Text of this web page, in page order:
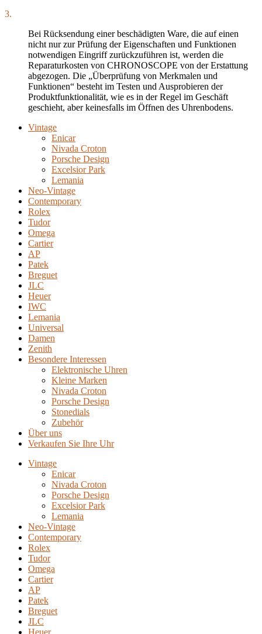
3.
Bei Rücksendung einer beschädigten Ware, die auf einen
nicht nur zur Prüfung der Eigenschaften und Funktionen
notwendigen Eingriff zurückzuführen ist, werden die
Reparaturkosten von CHRONOSCOPE von der Erstattung
abgezogen. Die „Überprüfung von Merkmalen und
Funktionen“ besteht im Testen und Ausprobieren der
Produktfunktionalität, wie es in der Regel im Geschäft
geschieht, aber keinesfalls im Öffnen des Uhrenbodens.
Vintage
Enicar
Nivada Croton
Porsche Design
Excelsior Park
Lemania
Neo-Vintage
Contemporary
Rolex
Tudor
Omega
Cartier
AP
Patek
Breguet
JLC
Heuer
IWC
Lemania
Universal
Damen
Zenith
Besondere Interessen
Elektronische Uhren
Kleine Marken
Nivada Croton
Porsche Design
Stonedials
Zubehör
Über uns
Verkaufen Sie Ihre Uhr
Vintage
Enicar
Nivada Croton
Porsche Design
Excelsior Park
Lemania
Neo-Vintage
Contemporary
Rolex
Tudor
Omega
Cartier
AP
Patek
Breguet
JLC